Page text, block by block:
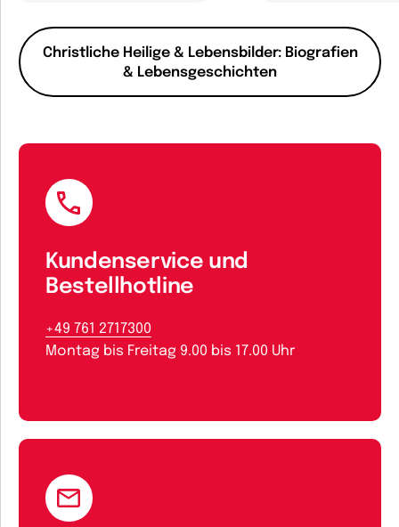
Christliche Heilige & Lebensbilder: Biografien
& Lebensgeschichten
Kundenservice und
Bestellhotline
+49 761 2717300
Montag bis Freitag 9.00 bis 17.00 Uhr